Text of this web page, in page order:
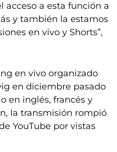
acceso a esta función a
y también la estamos
en vivo y Shorts”,
en vivo organizado
en diciembre pasado
en inglés, francés y
la transmisión rompió
YouTube por vistas